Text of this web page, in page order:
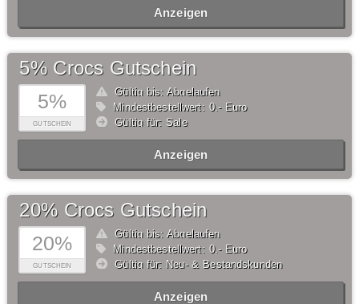
Anzeigen
5%
GUTSCHEIN
5% Crocs Gutschein
Gültig bis: Abgelaufen
Mindestbestellwert: 0,- Euro
Gültig für: Sale
Anzeigen
20%
GUTSCHEIN
20% Crocs Gutschein
Gültig bis: Abgelaufen
Mindestbestellwert: 0,- Euro
Gültig für: Neu- & Bestandskunden
Anzeigen